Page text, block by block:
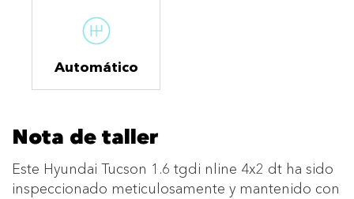
Automático
Nota de taller
Este Hyundai Tucson 1.6 tgdi nline 4x2 dt ha sido
inspeccionado meticulosamente y mantenido con